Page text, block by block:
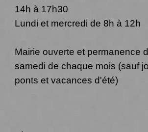
14h à 17h30
Lundi et mercredi de 8h à 12h
Mairie ouverte et permanence
samedi de chaque mois (sauf
ponts et vacances d'été)